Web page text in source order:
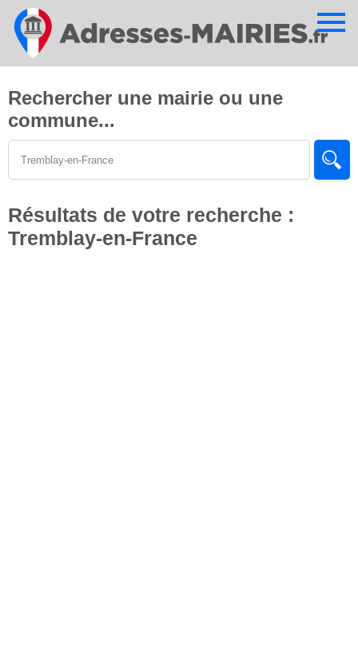
Rechercher une mairie ou une
commune...
Résultats de votre recherche :
Tremblay-en-France
Cookies management panel